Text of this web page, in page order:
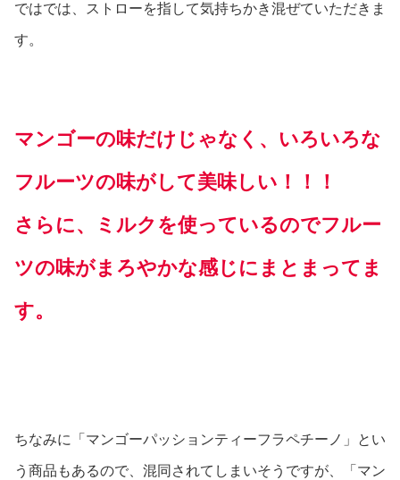
ではでは、ストローを指して気持ちかき混ぜていただきま
す。
マンゴーの味だけじゃなく、いろいろな
フルーツの味がして美味しい！！！
さらに、ミルクを使っているのでフルー
ツの味がまろやかな感じにまとまってま
す。
ちなみに「マンゴーパッションティーフラペチーノ」とい
う商品もあるので、混同されてしまいそうですが、「マン